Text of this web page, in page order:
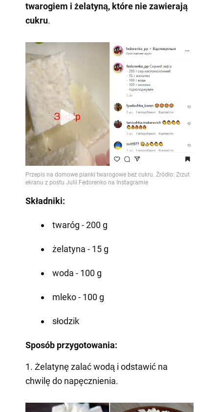
twarogiem i żelatyną, które nie zawierają
cukru.
Składniki:
twaróg - 200 g
żelatyna - 15 g
woda - 100 g
mleko - 100 g
słodzik
Sposób przygotowania:
1. Żelatynę zalać wodą i odstawić na
chwilę do napęcznienia.